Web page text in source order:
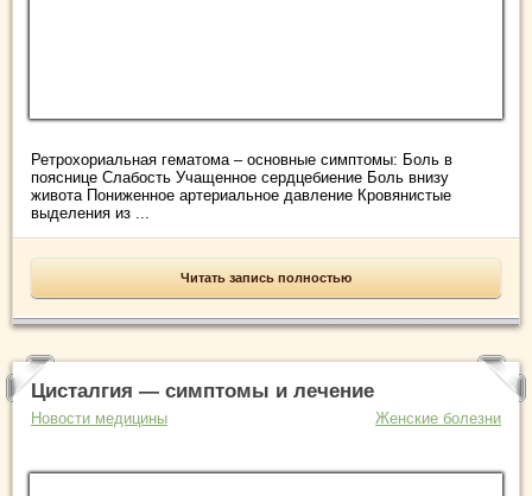
Ретрохориальная гематома – основные симптомы: Боль в
пояснице Слабость Учащенное сердцебиение Боль внизу
живота Пониженное артериальное давление Кровянистые
выделения из ...
Читать запись полностью
Цисталгия — симптомы и лечение
Новости медицины Женские болезни